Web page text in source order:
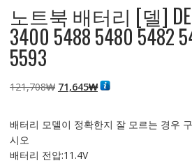
노트북 배터리 [델]
3400 5488 5480 5482
5593
121,708₩ 원
격:
71,645₩현
격:
배터리 모델이 정확한지 잘 모르는 경우
시오
배터리 전압:11.4V